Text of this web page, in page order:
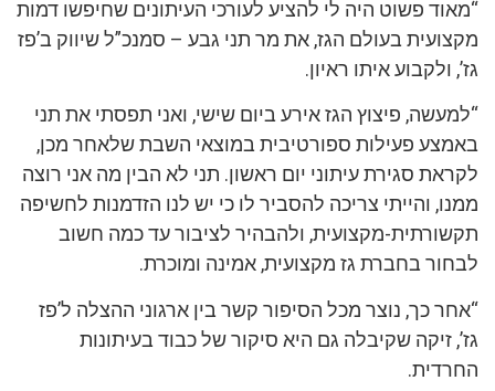
“מאוד פשוט היה לי להציע לעורכי העיתונים שחיפשו דמות
מקצועית בעולם הגז, את מר תני גבע – סמנכ”ל שיווק ב’פז
גז’, ולקבוע איתו ראיון.
“למעשה, פיצוץ הגז אירע ביום שישי, ואני תפסתי את תני
באמצע פעילות ספורטיבית במוצאי השבת שלאחר מכן,
לקראת סגירת עיתוני יום ראשון. תני לא הבין מה אני רוצה
ממנו, והייתי צריכה להסביר לו כי יש לנו הזדמנות לחשיפה
תקשורתית-מקצועית, ולהבהיר לציבור עד כמה חשוב
לבחור בחברת גז מקצועית, אמינה ומוכרת.
“אחר כך, נוצר מכל הסיפור קשר בין ארגוני ההצלה ל’פז
גז’, זיקה שקיבלה גם היא סיקור של כבוד בעיתונות
החרדית.